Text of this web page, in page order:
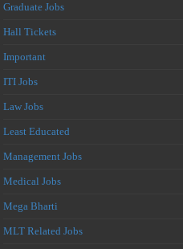
Graduate Jobs
Hall Tickets
Important
ITI Jobs
Law Jobs
Least Educated
Management Jobs
Medical Jobs
Mega Bharti
MLT Related Jobs